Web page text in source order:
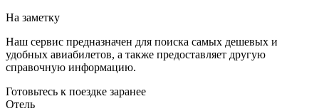
На заметку
Наш сервис предназначен для поиска самых дешевых и
удобных авиабилетов, а также предоставляет другую
справочную информацию.
Готовьтесь к поездке заранее
Отель